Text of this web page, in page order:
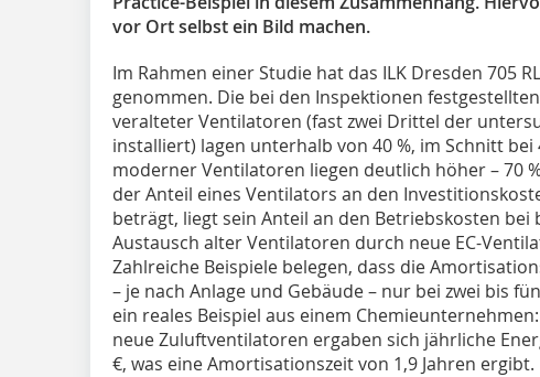
vor Ort selbst ein Bild machen.
Im Rahmen einer Studie hat das ILK Dresden 705
genommen. Die bei den Inspektionen
veralteter Ventilatoren (fast zwei Drittel der
installiert) lagen unterhalb von 40 %, im Schnitt bei
moderner Ventilatoren liegen deutlich höher – 70
der Anteil eines Ventilators an den
beträgt, liegt sein Anteil an den Betriebskosten bei
Austausch alter Ventilatoren durch neue EC-
Zahlreiche Beispiele belegen, dass die
– je nach Anlage und Gebäude – nur bei zwei bis
ein reales Beispiel aus einem
neue Zuluftventilatoren ergaben sich jährliche
€, was eine Amortisationszeit von 1,9 Jahren ergibt.